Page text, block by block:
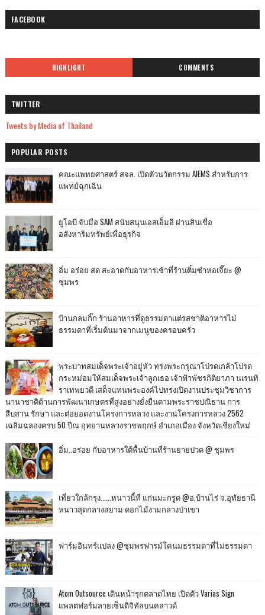
FACEBOOK
HIGHLIGHT COMMENTS
TWITTER
Tweets by Media of Thailand
POPULAR POSTS
คณะแพทยศาสตร์ สจล. เปิดตัวนวัตกรรม AIEMS สำหรับการ
แพทย์ฉุกเฉิน
ยูโอบี จับมือ SAM สนับสนุนเอสเอ็มอี ผ่านสินเชื่อ
อสังหาริมทรัพย์เพื่อธุรกิจ
อิ่ม อร่อย สด สะอาดกับอาหารเช้าที่ร้านติ๋มซำหอเจี๊ยะ @
ชุมพร
บ้านกลมกิ๊ก ร้านอาหารที่ดูธรรมดาแต่รสชาติอาหารไม่
ธรรมดาที่เริ่มต้นมาจากเมนูของครอบครัว
พระบาทสมเด็จพระเจ้าอยู่หัว ทรงพระกรุณาโปรดเกล้าโปรด
กระหม่อมให้สมเด็จพระเจ้าลูกเธอ เจ้าฟ้าพัชรกิติยาภา นเรนทิ
ราเทพยวดี เสด็จแทนพระองค์ไปทรงเปิดงานประชุมวิชาการ
นานาชาติด้านการพัฒนาเกษตรที่สูงอย่างยั่งยืนตามพระราชปณิธาน การ
สืบสาน รักษา และต่อยอดงานโครงการหลวง และงานโครงการหลวง 2562
เฉลิมฉลองครบ 50 ปีณ อุทยานหลวงราชพฤกษ์ อำเภอเมือง จังหวัดเชียงใหม่
อิ่ม..อร่อย กับอาหารใต้พื้นบ้านที่ร้านยายปวด @ ชุมพร
เที่ยวใกล้กรุง......หนาวนี้ที่ แก่นมะกรูด @อ.บ้านไร่ จ.อุทัยธานี
หนาวสุดกลางสยาม ดอกไม้งามกลางป่าเขา
ฟาร์มอินทร์แปลง @ชุมพรฟารม์โคนมธรรมดาที่ไม่ธรรมดา
Atom Outsource เดินหน้ารุกตลาดไทย เปิดตัว Varias Sign
แพลตฟอร์มลายเซ็นดิจิทัลบนคลาวด์